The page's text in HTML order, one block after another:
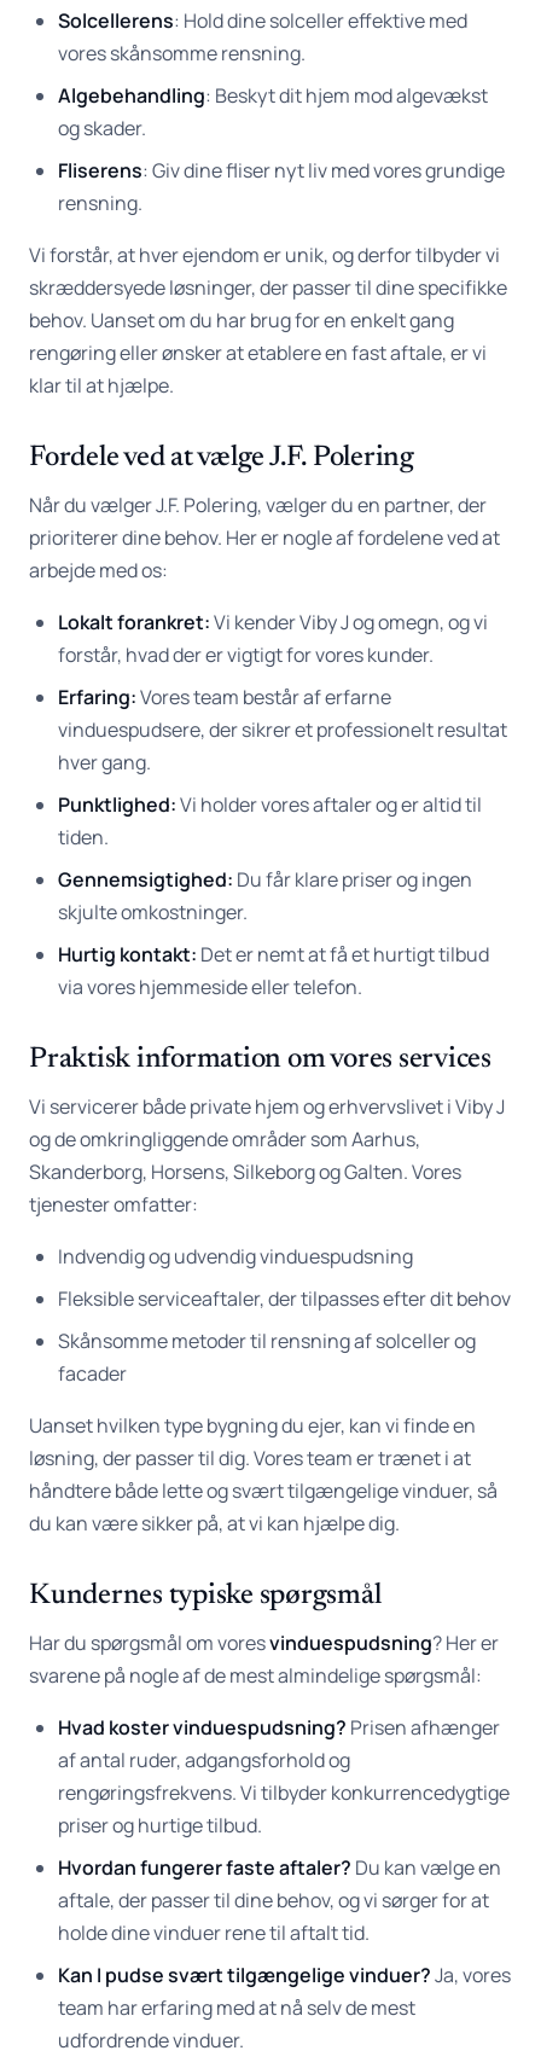
Solcellerens: Hold dine solceller effektive med
vores skånsomme rensning.
Algebehandling: Beskyt dit hjem mod algevækst
og skader.
Fliserens: Giv dine fliser nyt liv med vores grundige
rensning.
Vi forstår, at hver ejendom er unik, og derfor tilbyder vi
skræddersyede løsninger, der passer til dine specifikke
behov. Uanset om du har brug for en enkelt gang
rengøring eller ønsker at etablere en fast aftale, er vi
klar til at hjælpe.
Fordele ved at vælge J.F. Polering
Når du vælger J.F. Polering, vælger du en partner, der
prioriterer dine behov. Her er nogle af fordelene ved at
arbejde med os:
Lokalt forankret:Vi kender Viby J og omegn, og vi
forstår, hvad der er vigtigt for vores kunder.
Erfaring:Vores team består af erfarne
vinduespudsere, der sikrer et professionelt resultat
hver gang.
Punktlighed:Vi holder vores aftaler og er altid til
tiden.
Gennemsigtighed: Du får klare priser og ingen
skjulte omkostninger.
Hurtig kontakt: Det er nemt at få et hurtigt tilbud
via vores hjemmeside eller telefon.
Praktisk information om vores services
Vi servicerer både private hjem og erhvervslivet i Viby J
og de omkringliggende områder som Aarhus,
Skanderborg, Horsens, Silkeborg og Galten. Vores
tjenester omfatter:
Indvendig og udvendig vinduespudsning
Fleksible serviceaftaler, der tilpasses efter dit behov
Skånsomme metoder til rensning af solceller og
facader
Uanset hvilken type bygning du ejer, kan vi finde en
løsning, der passer til dig. Vores team er trænet i at
håndtere både lette og svært tilgængelige vinduer, så
du kan være sikker på, at vi kan hjælpe dig.
Kundernes typiske spørgsmål
Har du spørgsmål om voresvinduespudsning? Her er
svarene på nogle af de mest almindelige spørgsmål:
Hvad koster vinduespudsning? Prisen afhænger
af antal ruder, adgangsforhold og
rengøringsfrekvens. Vi tilbyder konkurrencedygtige
priser og hurtige tilbud.
Hvordan fungerer faste aftaler? Du kan vælge en
aftale, der passer til dine behov, og vi sørger for at
holde dine vinduer rene til aftalt tid.
Kan I pudse svært tilgængelige vinduer?Ja, vores
team har erfaring med at nå selv de mest
udfordrende vinduer.